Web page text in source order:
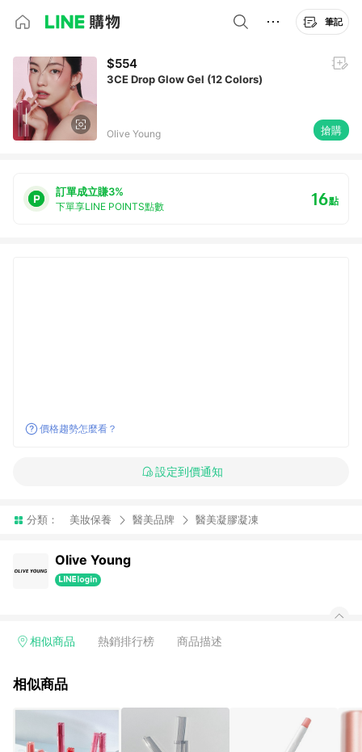
筆記
$554
3CE Drop Glow Gel (12 Colors)
Olive Young 搶購
訂單成立賺3%
下單享LINE POINTS點數 16點
價格趨勢怎麼看？
設定到價通知
分類： 美妝保養 醫美品牌 醫美凝膠凝凍
Olive Young
相似商品 熱銷排行榜 商品描述
相似商品